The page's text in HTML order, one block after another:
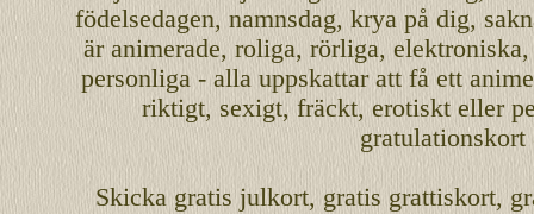
födelsedagen,namnsdag, krya på dig,
äranimerade,roliga, rörliga,elektroniska
personliga- alla uppskattar att få ett
riktigt, sexigt, fräckt,erotiskteller
gratulationskort
Skicka gratis julkort,gratis grattiskort,